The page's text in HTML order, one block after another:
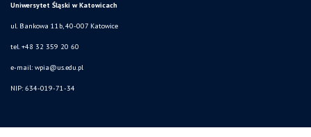
Uniwersytet Śląski w Katowicach
ul. Bankowa 11b, 40-007 Katowice
tel. +48 32 359 20 60
e-mail: wpia@us.edu.pl
NIP: 634-019-71-34